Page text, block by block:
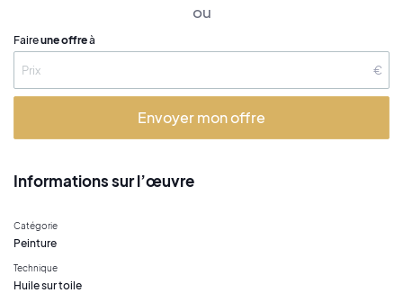
ou
Faireune offreà
€
Envoyer mon offre
Informations sur l’œuvre
Catégorie
Peinture
Technique
Huile sur toile